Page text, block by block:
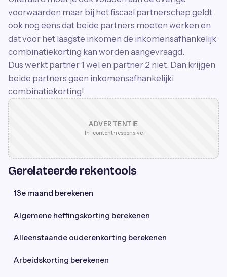
voorwaarden maar bij het fiscaal partnerschap geldt
ook nog eens dat beide partners moeten werken en
dat voor het laagste inkomen de inkomensafhankelijk
combinatiekorting kan worden aangevraagd.
Dus werkt partner 1 wel en partner 2 niet. Dan krijgen
beide partners geen inkomensafhankelijki
combinatiekorting!
ADVERTENTIE
In-content · responsive
Gerelateerde rekentools
13e maand berekenen
Algemene heffingskorting berekenen
Alleenstaande ouderenkorting berekenen
Arbeidskorting berekenen